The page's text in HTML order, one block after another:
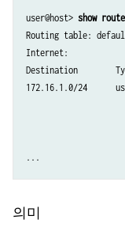
ge-0/0/
        }
    }
security-zone
        interfaces {
        }
    }
user@host#
user@host> show
Routing table:
Internet:
Destination
172.16.1.0/24
...
의미